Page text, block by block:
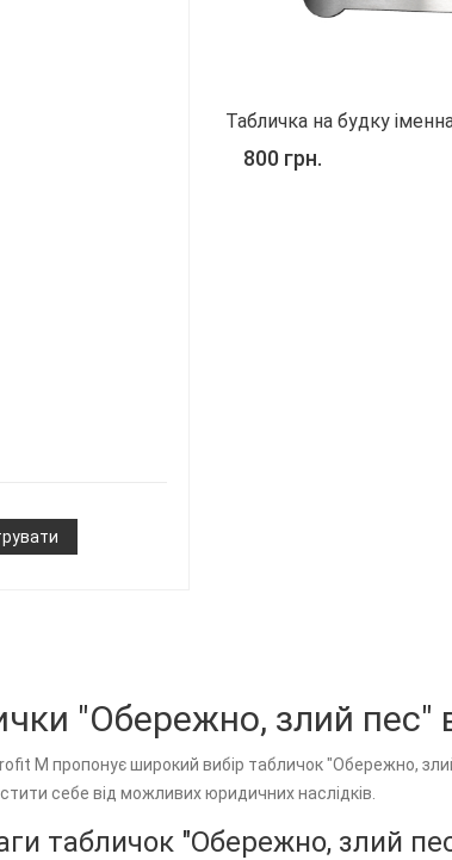
Табличка на будку
800 грн.
"Обережно, злий пес"
M пропонує широкий вибір табличок "Обережно,
себе від можливих юридичних наслідків.
табличок "Обережно, злий